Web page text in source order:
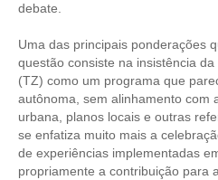
CONSULTORIA
ACORDOS, CONVENÇÕES E
CONTRIBUIÇÕES
CONTRIBUIÇÃO ASSISTENCIAL
CONTRIBUIÇÃO ASSOCIATIVA OU
debate.
Uma das principais ponderações
questão consiste na insistência
(TZ) como um programa que
autônoma, sem alinhamento com
urbana, planos locais e outras
se enfatiza muito mais a
de experiências implementadas
propriamente a contribuição para